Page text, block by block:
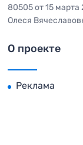
80505 от 15 марта
Олеся
О проекте
Реклама